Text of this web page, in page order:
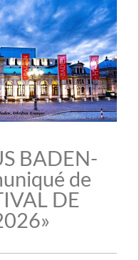
BADEN-
de
DE